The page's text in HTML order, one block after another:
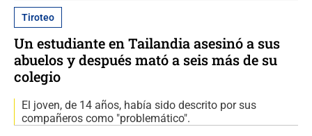
Tiroteo
Un estudiante en Tailandia asesinó a sus
abuelos y después mató a seis más de su
colegio
El joven, de 14 años, había sido descrito por sus
compañeros como "problemático".